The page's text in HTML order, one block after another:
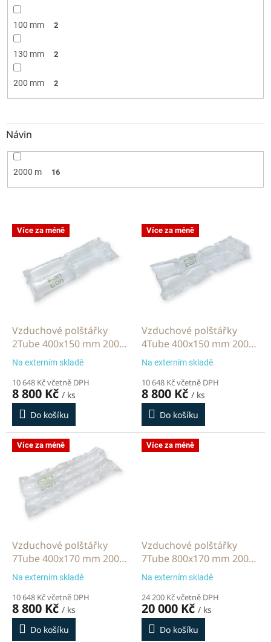
100 mm 2
130 mm 2
200 mm 2
Návin
2000 m 16
V
d
u
Více za méně
Vzduchové polštářky
2Tube 400x150 mm 2000
m
Na externím skladě
10 648 Kč včetně DPH
8 800 Kč / ks
Do košíku
Více za méně
Vzduchové polštářky
4Tube 400x150 mm 2000
m
Na externím skladě
10 648 Kč včetně DPH
8 800 Kč / ks
Do košíku
Více za méně
Vzduchové polštářky
7Tube 400x170 mm 2000
m
Na externím skladě
10 648 Kč včetně DPH
8 800 Kč / ks
Do košíku
Více za méně
Vzduchové polštářky
7Tube 800x170 mm 2000
m
Na externím skladě
24 200 Kč včetně DPH
20 000 Kč / ks
Do košíku